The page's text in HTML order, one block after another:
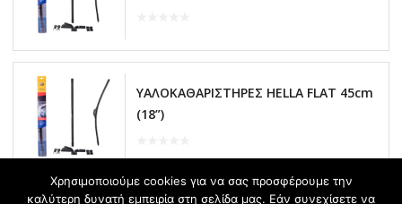
ΥΑΛΟΚΑΘΑΡΙΣΤΗΡΕΣ HELLA FLAT 45cm
(18”)
Χρησιμοποιούμε cookies για να σας προσφέρουμε την
καλύτερη δυνατή εμπειρία στη σελίδα μας. Εάν συνεχίσετε να